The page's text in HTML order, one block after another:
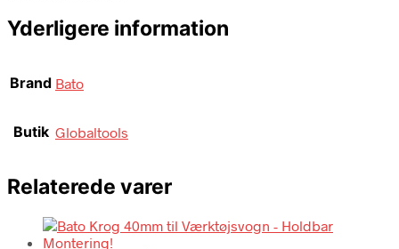
Yderligere information
Brand Bato
Butik Globaltools
Relaterede varer